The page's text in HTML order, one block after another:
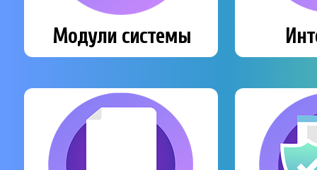
Модули системы